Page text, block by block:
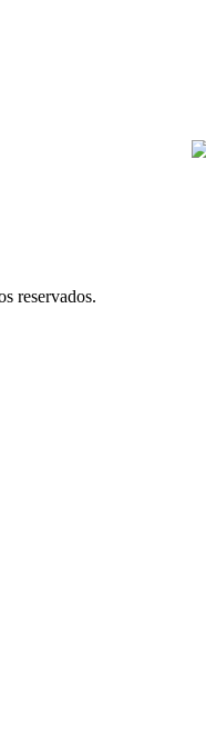
reservados.